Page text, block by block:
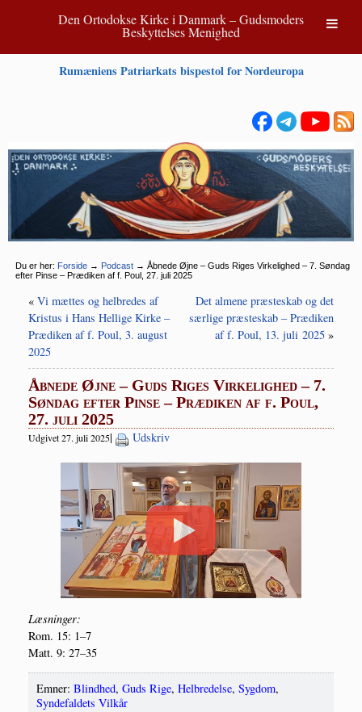
Den Ortodokse Kirke i Danmark – Gudsmoders
Beskyttelses Menighed
Rumæniens Patriarkats bispestol for Nordeuropa
Du er her: Forside → Podcast → Åbnede Øjne – Guds Riges Virkelighed – 7. Søndag
efter Pinse – Prædiken af f. Poul, 27. juli 2025
« Vi mættes og helbredes af
Kristus i Hans Hellige Kirke –
Prædiken af f. Poul, 3. august
2025
Det almene præsteskab og det
særlige præsteskab – Prædiken
af f. Poul, 13. juli 2025 »
Åbnede Øjne – Guds Riges Virkelighed – 7.
Søndag efter Pinse – Prædiken af f. Poul,
27. juli 2025
Udgivet 27. juli 2025| Udskriv
Læs­nin­ger:
Rom. 15: 1–7
Matt. 9: 27–35
Emner: Blindhed, Guds Rige, Helbredelse, Sygdom,
Syndefaldets Vilkår